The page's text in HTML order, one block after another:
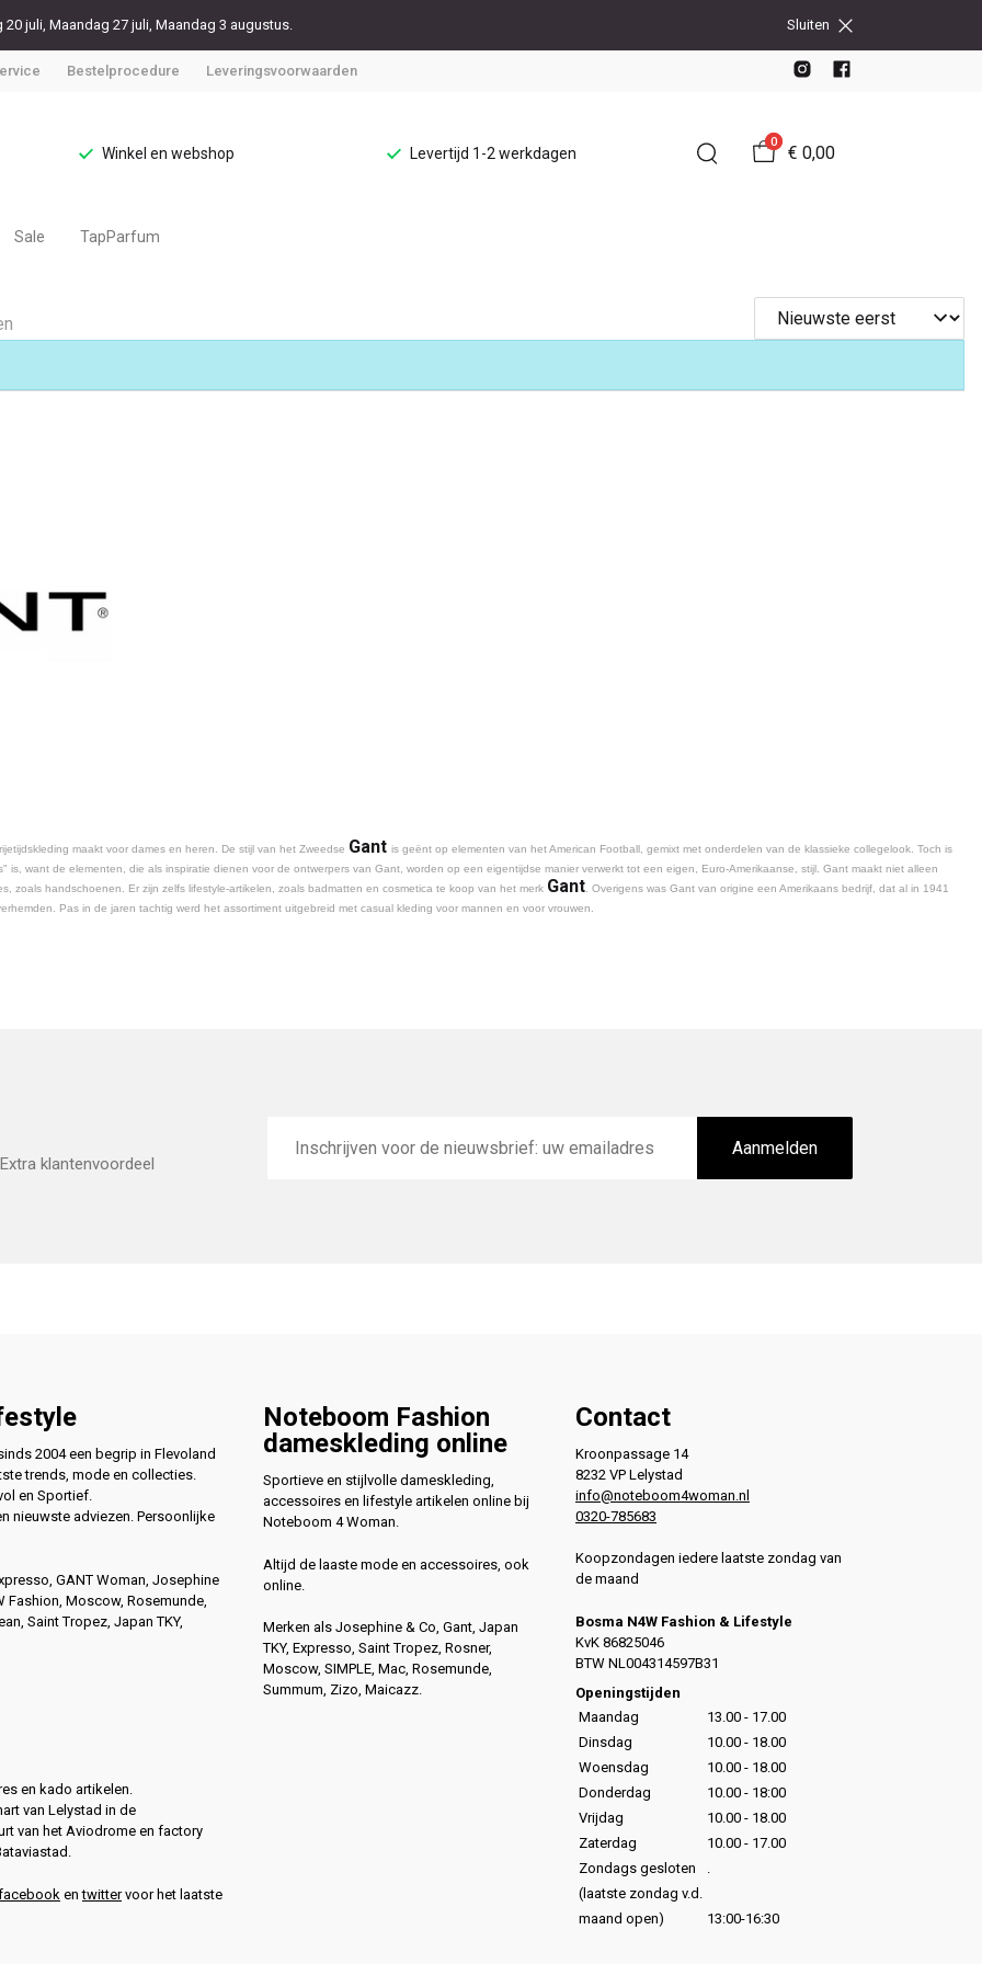
juli, Maandag 27 juli, Maandag 3 augustus. Sluiten
Bestelprocedure Leveringsvoorwaarden
Winkel en webshop Levertijd 1-2 werkdagen
0
€ 0,00
Sale TapParfum
maakt voor dames en heren. De stijl van het Zweedse Gant is geënt op elementen van het American Football, gemixt met onderdelen van de klassieke collegelook. Toch is
is, want de elementen, die als inspiratie dienen voor de ontwerpers van Gant, worden op een eigentijdse manier verwerkt tot een eigen, Euro-Amerikaanse, stijl. Gant maakt niet alleen
zoals handschoenen. Er zijn zelfs lifestyle-artikelen, zoals badmatten en cosmetica te koop van het merk Gant . Overigens was Gant van origine een Amerikaans bedrijf, dat al in 1941
Pas in de jaren tachtig werd het assortiment uitgebreid met casual kleding voor mannen en voor vrouwen.
klantenvoordeel
mailadres
Aanmelden
2004 een begrip in Flevoland
trends, mode en collecties.
en Sportief.
nieuwste adviezen. Persoonlijke
GANT Woman, Josephine
Fashion, Moscow, Rosemunde,
Saint Tropez, Japan TKY,
en kado artikelen.
van Lelystad in de
van het Aviodrome en factory
entwittervoor het laatste
Noteboom Fashion
dameskleding online
Sportieve en stijlvolle dameskleding,
accessoires en lifestyle artikelen online bij
Noteboom 4 Woman.
Altijd de laaste mode en accessoires, ook
online.
Merken als Josephine & Co, Gant, Japan
TKY, Expresso, Saint Tropez, Rosner,
Moscow, SIMPLE, Mac, Rosemunde,
Summum, Zizo, Maicazz.
Contact
Kroonpassage 14
8232 VP Lelystad
info@noteboom4woman.nl
0320-785683
Koopzondagen iedere laatste zondag van
de maand
Bosma N4W Fashion & Lifestyle
KvK 86825046
BTW NL004314597B31
Openingstijden
Maandag
13.00 - 17.00
Dinsdag
10.00 - 18.00
Woensdag
10.00 - 18.00
Donderdag
10.00 - 18:00
Vrijdag
10.00 - 18.00
Zaterdag
10.00 - 17.00
Zondags gesloten
(laatste zondag v.d.
maand open)
13:00-16:30